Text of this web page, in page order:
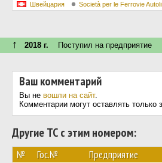
Швейцария Società per le Ferrovie
↑ 2018 г. Поступил на предприятие
Ваш комментарий
Вы не вошли на сайт.
Комментарии могут оставлять только
Другие ТС с этим номером:
№ Гос.№ Предприятие